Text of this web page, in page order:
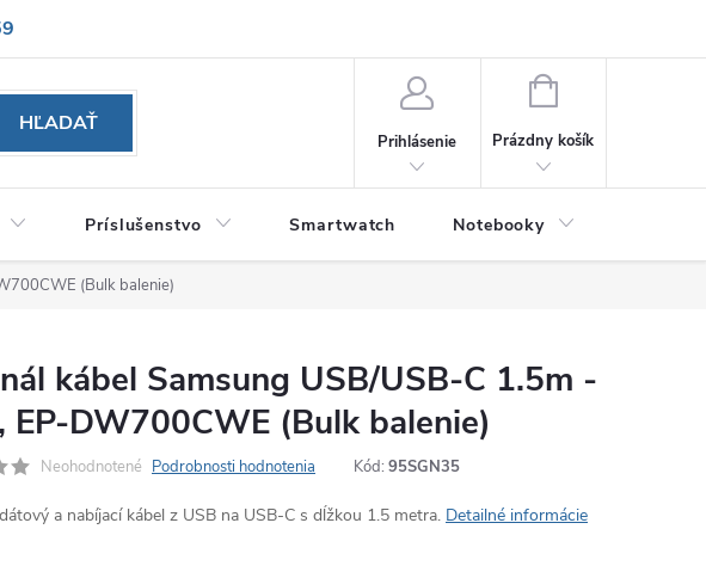
HĽADAŤ
Prihlásenie
NÁKUPNÝ
Prázdny košík
Príslušenstvo Smartwatch Notebooky
(Bulk balenie)
kábel Samsung USB/USB-C 1.5m -
EP-DW700CWE (Bulk balenie)
Neohodnotené Podrobnosti hodnotenia Kód: 95SGN35
a nabíjací kábel z USB na USB-C s dĺžkou 1.5 metra. Detailné informácie